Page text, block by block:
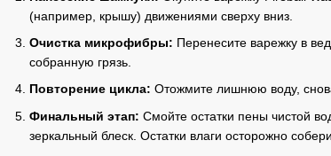
(например, крышу) движениями сверху вниз.
Очистка микрофибры: Перенесите варежку в
собранную грязь.
Повторение цикла: Отожмите лишнюю воду,
Финальный этап: Смойте остатки пены чистой
зеркальный блеск. Остатки влаги осторожно